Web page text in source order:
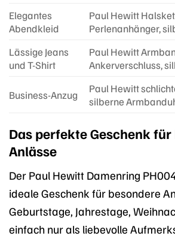
Elegantes
Abendkleid
Paul Hewitt
Perlenanhänger,
Lässige Jeans
und T-Shirt
Paul Hewitt
Ankerverschluss,
Business-Anzug Paul Hewitt
silberne
Das perfekte Geschenk
Anlässe
Der Paul Hewitt Damenring
ideale Geschenk für besondere
Geburtstage, Jahrestage,
einfach nur als liebevolle